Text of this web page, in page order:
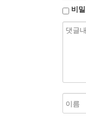
비